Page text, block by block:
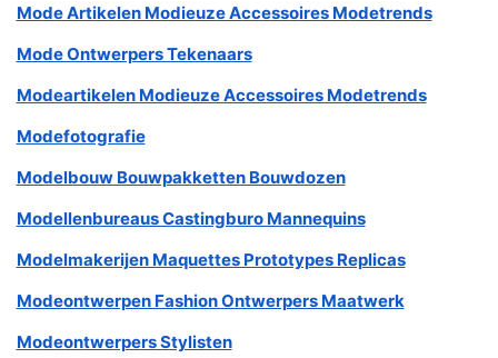
Mode Artikelen Modieuze Accessoires Modetrends
Mode Ontwerpers Tekenaars
Modeartikelen Modieuze Accessoires Modetrends
Modefotografie
Modelbouw Bouwpakketten Bouwdozen
Modellenbureaus Castingburo Mannequins
Modelmakerijen Maquettes Prototypes Replicas
Modeontwerpen Fashion Ontwerpers Maatwerk
Modeontwerpers Stylisten